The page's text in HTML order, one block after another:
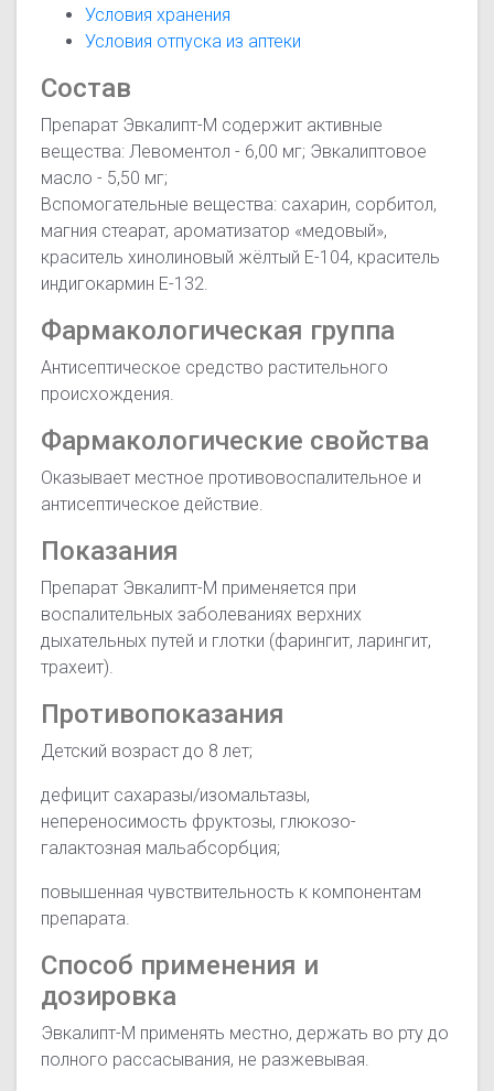
Условия хранения
Условия отпуска из аптеки
Состав
Препарат Эвкалипт-М содержит активные
вещества: Левоментол - 6,00 мг; Эвкалиптовое
масло - 5,50 мг;
Вспомогательные вещества: сахарин, сорбитол,
магния стеарат, ароматизатор «медовый»,
краситель хинолиновый жёлтый Е-104, краситель
индигокармин Е-132.
Фармакологическая группа
Антисептическое средство растительного
происхождения.
Фармакологические свойства
Оказывает местное противовоспалительное и
антисептическое действие.
Показания
Препарат Эвкалипт-М применяется при
воспалительных заболеваниях верхних
дыхательных путей и глотки (фарингит, ларингит,
трахеит).
Противопоказания
Детский возраст до 8 лет;
дефицит сахаразы/изомальтазы,
непереносимость фруктозы, глюкозо-
галактозная мальабсорбция;
повышенная чувствительность к компонентам
препарата.
Способ применения и
дозировка
Эвкалипт-М применять местно, держать во рту до
полного рассасывания, не разжевывая.